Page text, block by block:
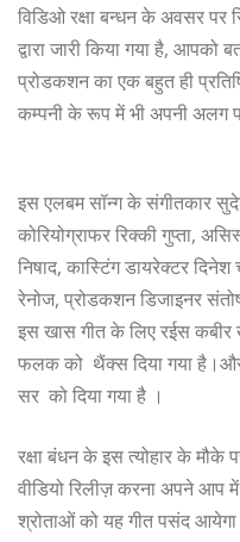
विडिओ रक्षा बन्धन के अवसर
द्वारा जारी किया गया है,
प्रोडकशन का एक बहुत ही
कम्पनी के रूप में भी अपनी अलग
इस एलबम सॉन्ग के संगीतकार
कोरियोग्राफर रिक्की गुप्ता,
निषाद, कास्टिंग डायरेक्टर
रेनोज, प्रोडकशन डिजाइनर
इस खास गीत के लिए रईस कबीर
फलक को थैंक्स दिया गया
सर को दिया गया है ।
रक्षा बंधन के इस त्योहार के
वीडियो रिलीज़ करना अपने आप
श्रोताओं को यह गीत पसंद आयेगा